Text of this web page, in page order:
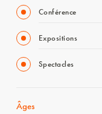
Conférence
Expositions
Spectacles
Âges